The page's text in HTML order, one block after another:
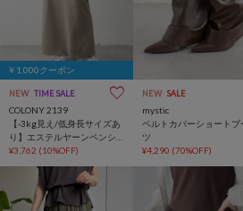
￥1,000クーポン
NEW TIME SALE
COLONY 2139
【-3kg見え/低身長サイズあ
り】エステルヤーンペンシ
ルスカート
¥3,762 (10%OFF)
NEW SALE
mystic
ベルトカバーショートブ
ツ
¥4,290 (70%OFF)